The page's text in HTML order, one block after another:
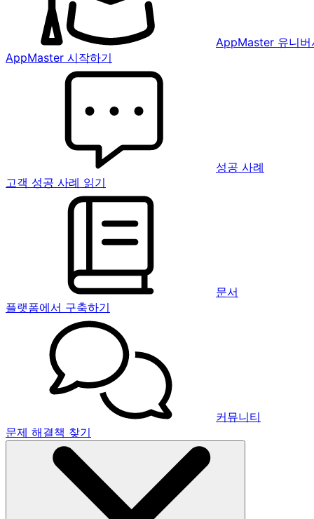
AppMaster 유니버
AppMaster 시작하기
성공 사례
고객 성공 사례 읽기
문서
플랫폼에서 구축하기
커뮤니티
문제 해결책 찾기